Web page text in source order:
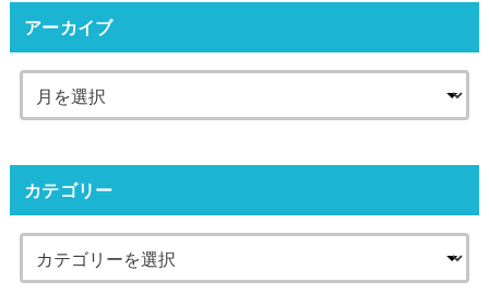
アーカイブ
カテゴリー